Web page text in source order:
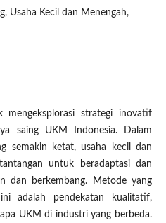
Usaha Kecil dan Menengah,
strategi inovatif
saing UKM Indonesia. Dalam
semakin ketat, usaha kecil dan
untuk beradaptasi dan
dan berkembang. Metode yang
adalah pendekatan kualitatif,
UKM di industri yang berbeda.